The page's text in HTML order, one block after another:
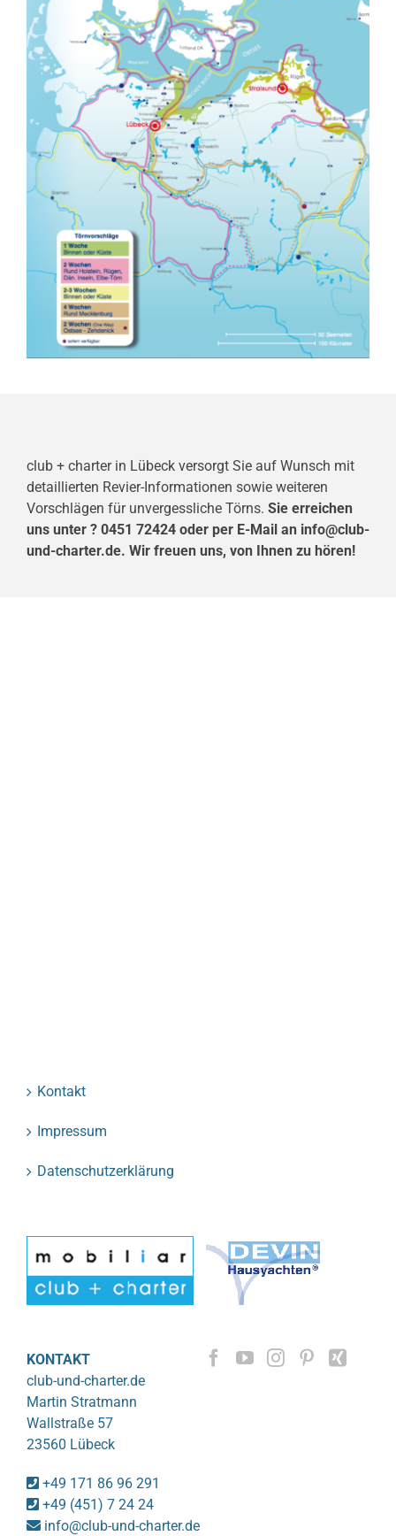
club + charter in Lübeck versorgt Sie auf Wunsch mit
detaillierten Revier-Informationen sowie weiteren
Vorschlägen für unvergessliche Törns. Sie erreichen
uns unter ? 0451 72424 oder per E-Mail an info@club-
und-charter.de. Wir freuen uns, von Ihnen zu hören!
Kontakt
Impressum
Datenschutzerklärung
KONTAKT
club-und-charter.de
Martin Stratmann
Wallstraße 57
23560 Lübeck
+49 171 86 96 291
+49 (451) 7 24 24
info@club-und-charter.de